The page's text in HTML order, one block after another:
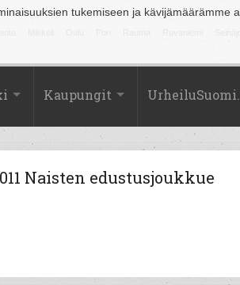
tukemiseen ja
Kaupungit
Naisten edustusjoukkue